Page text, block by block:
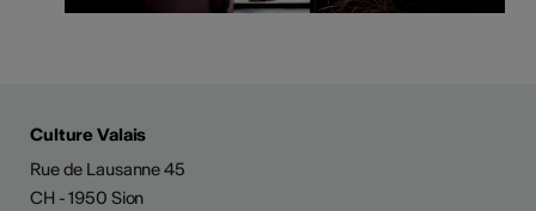
Culture Valais
Rue de Lausanne 45
CH - 1950 Sion